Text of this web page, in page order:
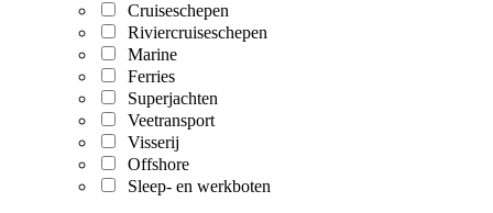
Cruiseschepen
Riviercruiseschepen
Marine
Ferries
Superjachten
Veetransport
Visserij
Offshore
Sleep- en werkboten